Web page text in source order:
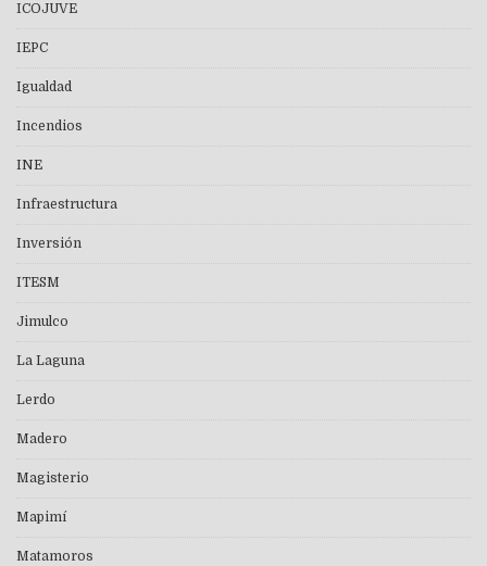
ICOJUVE
IEPC
Igualdad
Incendios
INE
Infraestructura
Inversión
ITESM
Jimulco
La Laguna
Lerdo
Madero
Magisterio
Mapimí
Matamoros